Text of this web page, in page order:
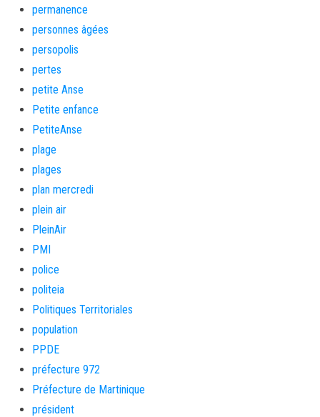
permanence
personnes âgées
persopolis
pertes
petite Anse
Petite enfance
PetiteAnse
plage
plages
plan mercredi
plein air
PleinAir
PMI
police
politeia
Politiques Territoriales
population
PPDE
préfecture 972
Préfecture de Martinique
président